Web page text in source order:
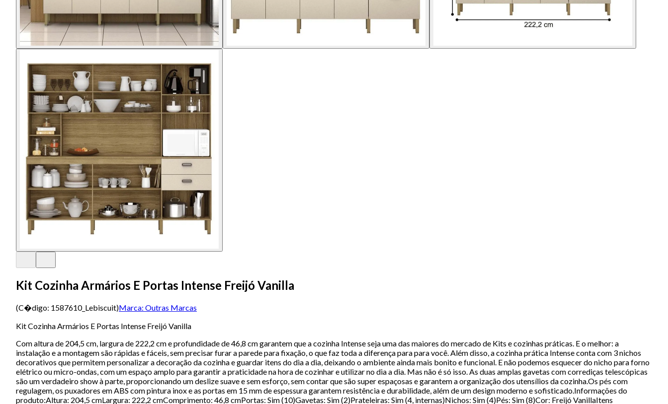
Kit Cozinha Armários E Portas Intense Freijó Vanilla
(C�digo: 1587610_Lebiscuit)Marca: Outras Marcas
Kit Cozinha Armários E Portas Intense Freijó Vanilla
Com altura de 204,5 cm, largura de 222,2 cm e profundidade de 46,8 cm garantem que a cozinha Intense seja uma das maiores do mercado de Kits e cozinhas práticas. E o melhor: a
instalação e a montagem são rápidas e fáceis, sem precisar furar a parede para fixação, o que faz toda a diferença para para você. Além disso, a cozinha prática Intense conta com 3 nichos
decorativos que permitem personalizar a decoração da cozinha e guardar itens do dia a dia, deixando o ambiente ainda mais bonito e funcional. E não podemos esquecer do nicho para forno
elétrico ou micro-ondas, com um espaço amplo para garantir a praticidade na hora de cozinhar e utilizar no dia a dia. Mas não é só isso. As duas amplas gavetas com corrediças telescópicas
são um verdadeiro show à parte, proporcionando um deslize suave e sem esforço, sem contar que são super espaçosas e garantem a organização dos utensílios da cozinha.Os pés com
regulagem, os puxadores em ABS com pintura inox e as portas em 15 mm de espessura garantem resistência e durabilidade, além de um design moderno e sofisticado.Informações do
produto:Altura: 204,5 cmLargura: 222,2 cmComprimento: 46,8 cmPortas: Sim (10)Gavetas: Sim (2)Prateleiras: Sim (4, internas)Nichos: Sim (4)Pés: Sim (8)Cor: Freijó VanillaItens